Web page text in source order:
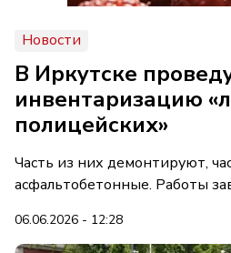
Новости
В Иркутске
инвентаризацию
полицейских»
Часть из них демонтируют,
асфальтобетонные. Работы
06.06.2026 - 12:28